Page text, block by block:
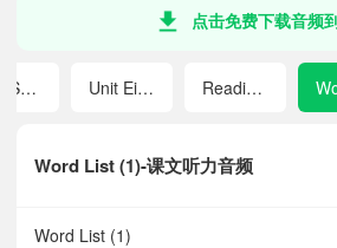
点击免费下载音频
Word List (1)-课文听力音频
Word List (1)
Unit Seven Be Together Unit Eight Revision Ⅱ Reading for Pleasure